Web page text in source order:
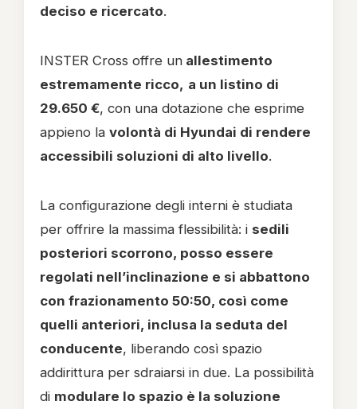
deciso e ricercato.
INSTER Cross offre un allestimento
estremamente ricco, a un listino di
29.650 €, con una dotazione che esprime
appieno la volontà di Hyundai di rendere
accessibili soluzioni di alto livello.
La configurazione degli interni è studiata
per offrire la massima flessibilità: i sedili
posteriori scorrono, posso essere
regolati nell’inclinazione e si abbattono
con frazionamento 50:50, così come
quelli anteriori, inclusa la seduta del
conducente, liberando così spazio
addirittura per sdraiarsi in due. La possibilità
di modulare lo spazio è la soluzione